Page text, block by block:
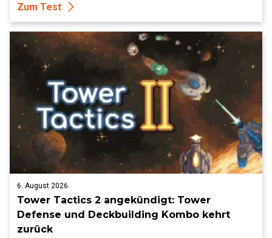
Zum Test
6. August 2026
Tower Tactics 2 angekündigt: Tower
Defense und Deckbuilding Kombo kehrt
zurück